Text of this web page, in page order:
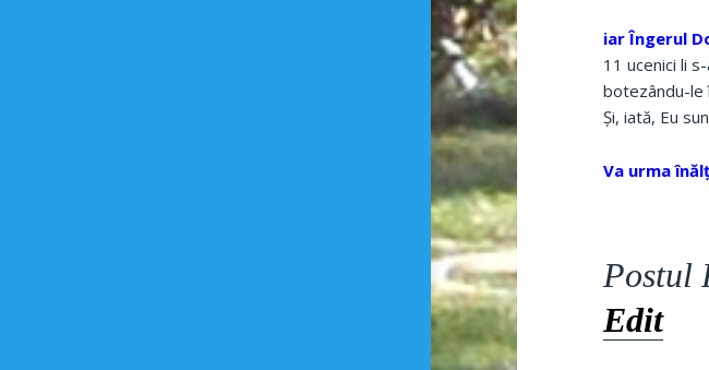
iar Îngerul
11 ucenici li
botezându-le
Şi, iată, Eu
Va urma
Postul
Edit